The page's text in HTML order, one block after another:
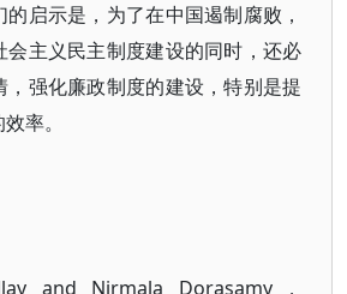
启示是，为了在中国遏制腐败，
会主义民主制度建设的同时，还必
，强化廉政制度的建设，特别是提
率。
and Nirmala Dorasamy，